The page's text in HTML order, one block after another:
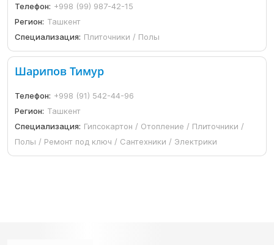
Телефон: +998 (99) 987-42-15
Регион: Ташкент
Специализация: Плиточники / Полы
Шарипов Тимур
Телефон: +998 (91) 542-44-96
Регион: Ташкент
Специализация: Гипсокартон / Отопление / Плиточники /
Полы / Ремонт под ключ / Сантехники / Электрики